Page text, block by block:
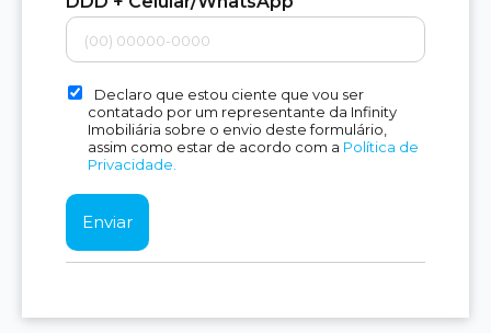
Declaro que estou ciente que vou ser
contatado por um representante da Infinity
Imobiliária sobre o envio deste formulário,
assim como estar de acordo com a Política de
Privacidade.